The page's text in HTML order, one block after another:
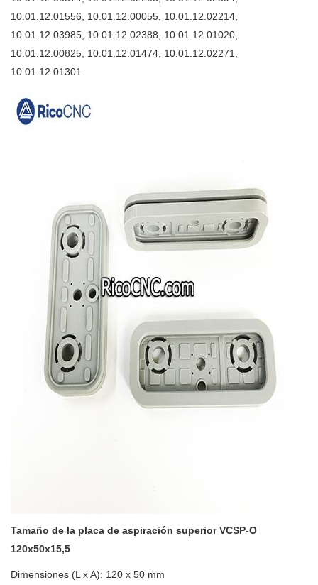
10.01.12.01556, 10.01.12.00055, 10.01.12.02214,
10.01.12.03985, 10.01.12.02388, 10.01.12.01020,
10.01.12.00825, 10.01.12.01474, 10.01.12.02271,
10.01.12.01301
Tamaño de la placa de aspiración superior VCSP-O
120x50x15,5
Dimensiones (L x A): 120 x 50 mm